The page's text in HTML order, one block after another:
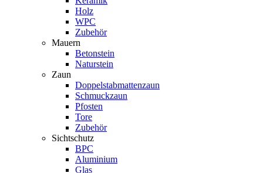
Holz
WPC
Zubehör
Mauern
Betonstein
Naturstein
Zaun
Doppelstabmattenzaun
Schmuckzaun
Pfosten
Tore
Zubehör
Sichtschutz
BPC
Aluminium
Glas